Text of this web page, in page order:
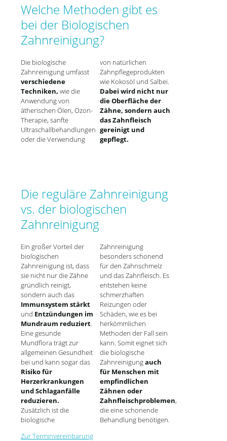
Welche Methoden gibt es
bei der Biologischen
Zahnreinigung?
Die biologische
Zahnreinigung umfasst
verschiedene
Techniken, wie die
Anwendung von
ätherischen Ölen, Ozon-
Therapie, sanfte
Ultraschallbehandlungen
oder die Verwendung
von natürlichen
Zahnpflegeprodukten
wie Kokosöl und Salbei.
Dabei wird nicht nur
die Oberfläche der
Zähne, sondern auch
das Zahnfleisch
gereinigt und
gepflegt.
Die reguläre Zahnreinigung
vs. der biologischen
Zahnreinigung
Ein großer Vorteil der
biologischen
Zahnreinigung ist, dass
sie nicht nur die Zähne
gründlich reinigt,
sondern auch das
Immunsystem stärkt
und Entzündungen im
Mundraum reduziert.
Eine gesunde
Mundflora trägt zur
allgemeinen Gesundheit
bei und kann sogar das
Risiko für
Herzerkrankungen
und Schlaganfälle
reduzieren.
Zusätzlich ist die
biologische
Zahnreinigung
besonders schonend
für den Zahnschmelz
und das Zahnfleisch. Es
entstehen keine
schmerzhaften
Reizungen oder
Schäden, wie es bei
herkömmlichen
Methoden der Fall sein
kann. Somit eignet sich
die biologische
Zahnreinigungauch
für Menschen mit
empfindlichen
Zähnen oder
Zahnfleischproblemen,
die eine schonende
Behandlung benötigen.
Zur Terminvereinbarung